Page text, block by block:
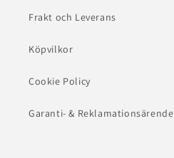
Frakt och Leverans
Köpvilkor
Cookie Policy
Garanti- & Reklamationsärende